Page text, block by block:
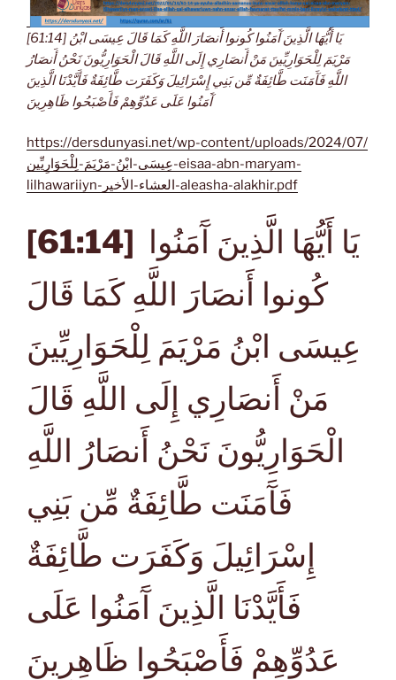
[61:14] يَا أَيُّهَا الَّذِينَ آَمَنُوا كُونوا أَنصَارَ اللَّهِ كَمَا قَالَ عِيسَى ابْنُ
مَرْيَمَ لِلْحَوَارِيِّينَ مَنْ أَنصَارِي إِلَى اللَّهِ قَالَ الْحَوَارِيُّونَ نَحْنُ أَنصَارُ
اللَّهِ فَآَمَنَت طَّائِفَةٌ مِّن بَنِي إِسْرَائِيلَ وَكَفَرَت طَّائِفَةٌ فَأَيَّدْنَا الَّذِينَ
آَمَنُوا عَلَى عَدُوِّهِمْ فَأَصْبَحُوا ظَاهِرِينَ
https://dersdunyasi.net/wp-content/uploads/2024/07/
عِيسَى-ابْنُ-مَرْيَمَ-لِلْحَوَارِيِّين-eisaa-abn-maryam-
lilhawariiyn-العشاء-الأخير-aleasha-alakhir.pdf
[61:14]
كُونوا أَنصَارَ اللَّهِ كَمَا قَالَ
عِيسَى ابْنُ مَرْيَمَ لِلْحَوَارِيِّينَ
مَنْ أَنصَارِي إِلَى اللَّهِ قَالَ
الْحَوَارِيُّونَ نَحْنُ أَنصَارُ اللَّهِ
فَآَمَنَت طَّائِفَةٌ مِّن بَنِي
إِسْرَائِيلَ وَكَفَرَت طَّائِفَةٌ
فَأَيَّدْنَا الَّذِينَ آَمَنُوا عَلَى
عَدُوِّهِمْ فَأَصْبَحُوا ظَاهِرِينَ